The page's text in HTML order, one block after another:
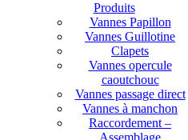
Produits
Vannes Papillon
Vannes Guillotine
Clapets
Vannes opercule
caoutchouc
Vannes passage direct
Vannes à manchon
Raccordement –